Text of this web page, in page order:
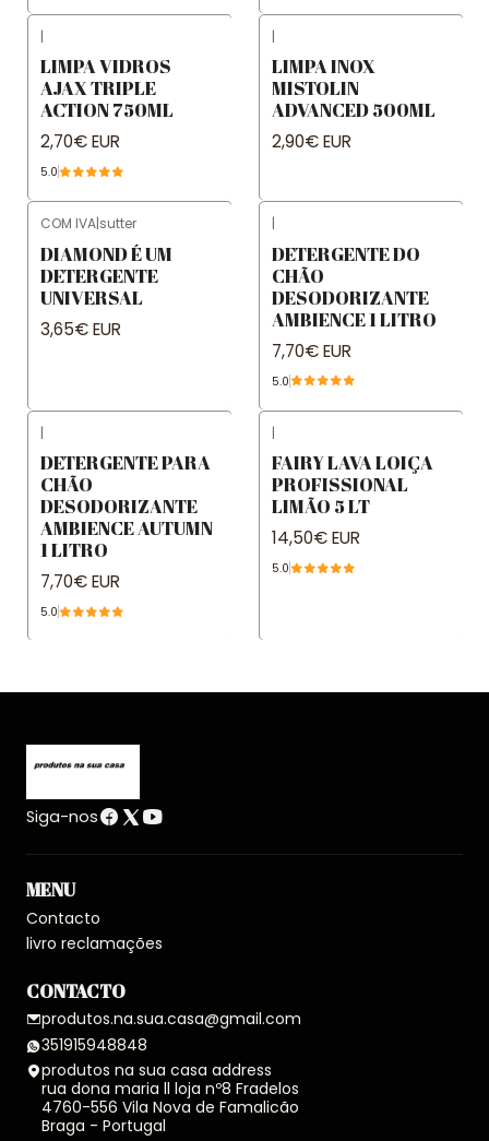
|
LIMPA VIDROS
AJAX TRIPLE
ACTION 750ML
2,70€ EUR
5.0
|
LIMPA INOX
MISTOLIN
ADVANCED 500ML
2,90€ EUR
COM IVA|sutter
DIAMOND É UM
DETERGENTE
UNIVERSAL
3,65€ EUR
|
DETERGENTE DO
CHÃO
DESODORIZANTE
AMBIENCE 1 LITRO
7,70€ EUR
5.0
|
DETERGENTE PARA
CHÃO
DESODORIZANTE
AMBIENCE AUTUMN
1 LITRO
7,70€ EUR
5.0
|
FAIRY LAVA LOIÇA
PROFISSIONAL
LIMÃO 5 LT
14,50€ EUR
5.0
Siga-nos
MENU
Contacto
livro reclamações
CONTACTO
produtos.na.sua.casa@gmail.com
351915948848
produtos na sua casa address
rua dona maria ll loja nº8 Fradelos
4760-556 Vila Nova de Famalicão
Braga - Portugal